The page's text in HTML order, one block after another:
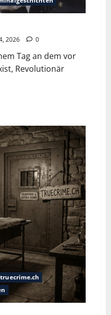
2026 0
Tag an dem vor
Revolutionär
truecrime.ch